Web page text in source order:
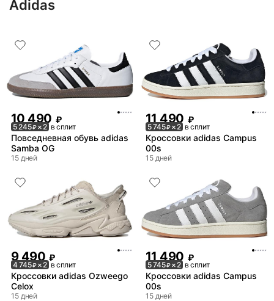
Adidas
10 490 ₽
5 245₽× 2 в сплит
Повседневная обувь adidas
Samba OG
15 дней
11 490 ₽
5 745₽× 2 в сплит
Кроссовки adidas Campus
00s
15 дней
9 490 ₽
4 745₽× 2 в сплит
Кроссовки adidas Ozweego
Celox
15 дней
11 490 ₽
5 745₽× 2 в сплит
Кроссовки adidas Campus
00s
15 дней